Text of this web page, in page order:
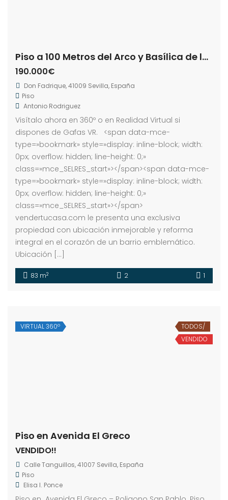
Piso a 100 Metros del Arco y Basílica de la Macarena
190.000€
Don Fadrique, 41009 Sevilla, España
Piso
Antonio Rodriguez
Visítalo ahora en 360º o en Realidad Virtual si
dispones de Gafas VR. <span data-mce-
type=»bookmark» style=»display: inline-block; width:
0px; overflow: hidden; line-height: 0;»
class=»mce_SELRES_start»> </span><span data-mce-
type=»bookmark» style=»display: inline-block; width:
0px; overflow: hidden; line-height: 0;»
class=»mce_SELRES_start»> </span>
vendertucasa.com le presenta una exclusiva
propiedad con ubicación inmejorable y reforma
integral en el corazón de un barrio emblemático.
Ubicación […]
83 m2 2 1
VIRTUAL 360º
TODOS/
VENDIDO
Piso en Avenida El Greco
VENDIDO!!
Calle Tanguillos, 41007 Sevilla, España
Piso
Elisa I. Ponce